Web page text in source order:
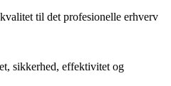
til det profesionelle erhverv
sikkerhed, effektivitet og